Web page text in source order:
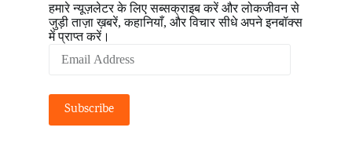
हमारे न्यूज़लेटर के लिए सब्सक्राइब करें और लोकजीवन से
जुड़ी ताज़ा ख़बरें, कहानियाँ, और विचार सीधे अपने इनबॉक्स
में प्राप्त करें।
Address
Subscribe